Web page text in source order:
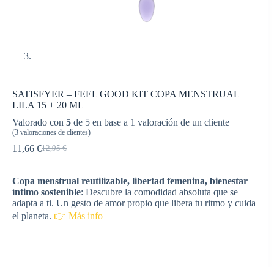
SATISFYER – FEEL GOOD KIT COPA MENSTRUAL
LILA 15 + 20 ML
Valorado con 5 de 5 en base a 1 valoración de un cliente
(3 valoraciones de clientes)
12,95€
El
era:
12,95 €.
11,66 €El
es:
11,66 €.
Copa menstrual reutilizable, libertad femenina, bienestar
íntimo sostenible: Descubre la comodidad absoluta que se
adapta a ti. Un gesto de amor propio que libera tu ritmo y cuida
el planeta. 👉 Más info